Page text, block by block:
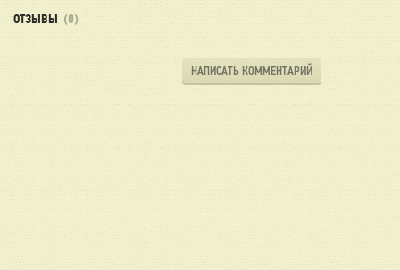
ОТЗЫВЫ (0)
НАПИСАТЬ КОММЕНТАРИЙ